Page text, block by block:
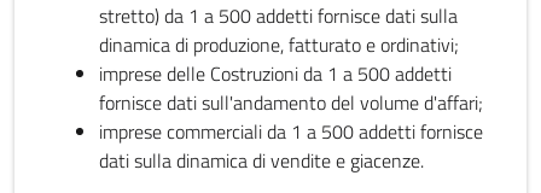
stretto) da 1 a 500 addetti fornisce dati sulla
dinamica di produzione, fatturato e ordinativi;
imprese delle Costruzioni da 1 a 500 addetti
fornisce dati sull'andamento del volume d'affari;
imprese commerciali da 1 a 500 addetti fornisce
dati sulla dinamica di vendite e giacenze.